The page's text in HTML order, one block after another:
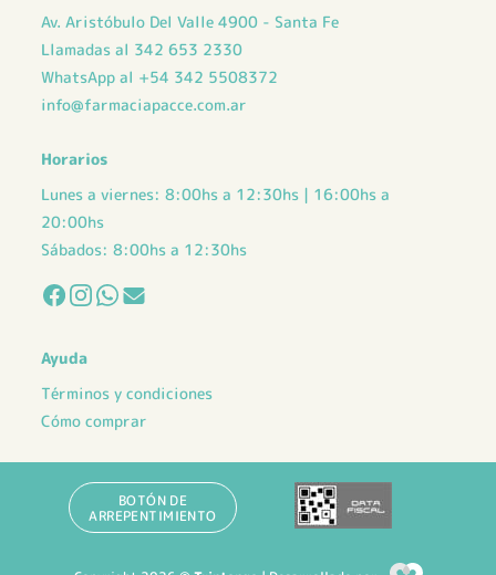
Av. Aristóbulo Del Valle 4900 - Santa Fe
Llamadas al 342 653 2330
WhatsApp al +54 342 5508372
info@farmaciapacce.com.ar
Horarios
Lunes a viernes: 8:00hs a 12:30hs | 16:00hs a
20:00hs
Sábados: 8:00hs a 12:30hs
Ayuda
Términos y condiciones
Cómo comprar
BOTÓN DE
ARREPENTIMIENTO